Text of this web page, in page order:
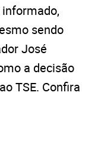
sendo
José
a decisão
TSE. Confira